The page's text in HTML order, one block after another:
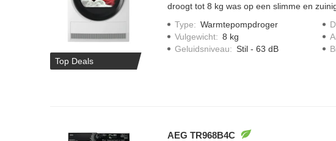
Top Deals
droogt tot 8 kg was op een slimme en
zonder krimp, zelfs waterdichte lagen
hoef je katoen en synthetica niet te
Type: Warmtepompdroger
Vulgewicht: 8 kg
Geluidsniveau: Stil - 63 dB
AEG TR968B4C